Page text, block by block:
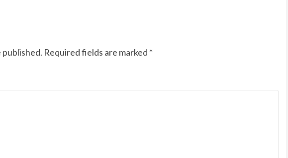
published. Required fields are marked *